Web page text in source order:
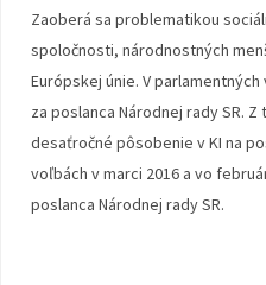
Zaoberá sa problematikou
spoločnosti, národnostných
Európskej únie. V
za poslanca Národnej rady SR.
desaťročné pôsobenie v KI na
voľbách v marci 2016 a vo
poslanca Národnej rady SR.